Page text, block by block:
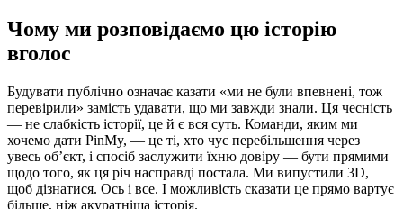
Чому ми розповідаємо цю історію
вголос
Будувати публічно означає казати «ми не були впевнені, тож
перевірили» замість удавати, що ми завжди знали. Ця чесність
— не слабкість історії, це й є вся суть. Команди, яким ми
хочемо дати PinMy, — це ті, хто чує перебільшення через
увесь об’єкт, і спосіб заслужити їхню довіру — бути прямими
щодо того, як ця річ насправді постала. Ми випустили 3D,
щоб дізнатися. Ось і все. І можливість сказати це прямо вартує
більше, ніж акуратніша історія.